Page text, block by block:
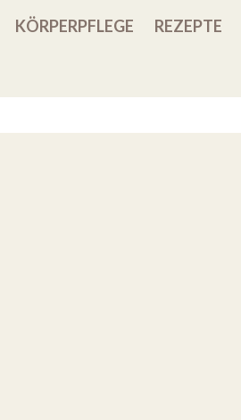
KÖRPERPFLEGE REZEPTE